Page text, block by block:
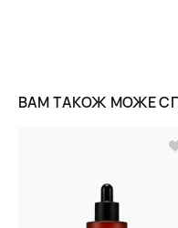
ВАМ ТАКОЖ МОЖЕ